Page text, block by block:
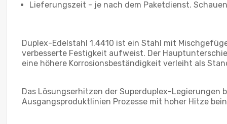
Lieferungszeit - je nach dem Paketdienst.
Duplex-Edelstahl 1.4410 ist ein Stahl mit
verbesserte Festigkeit aufweist. Der
eine höhere Korrosionsbeständigkeit verleiht als
Das Lösungserhitzen der Superduplex-Legierungen
Ausgangsproduktlinien Prozesse mit hoher Hitze